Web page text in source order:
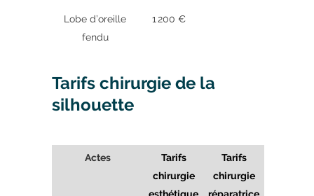
Lobe d’oreille
fendu
1 200 €
Tarifs chirurgie de la
silhouette
Actes
Tarifs
chirurgie
esthétique
Tarifs
chirurgie
réparatrice